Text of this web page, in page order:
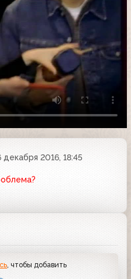
декабря 2016, 18:45
, чтобы добавить